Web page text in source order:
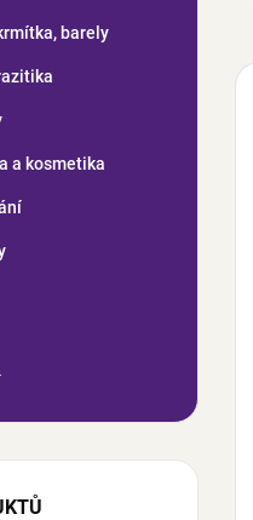
barely
a kosmetika